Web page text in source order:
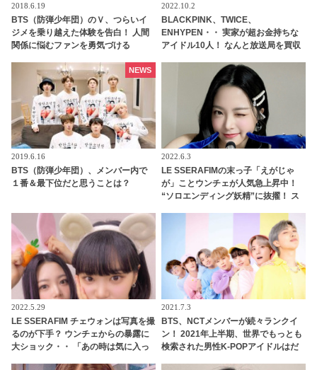
2018.6.19
BTS（防弾少年団）のＶ、つらいイ
ジメを乗り越えた体験を告白！ 人間
関係に悩むファンを勇気づける
2022.10.2
BLACKPINK、TWICE、
ENHYPEN・・ 実家が超お金持ちな
アイドル10人！ なんと放送局を買収
2019.6.16
BTS（防弾少年団）、メンバー内で
１番＆最下位だと思うことは？
NEWS
2022.6.3
LE SSERAFIMの末っ子「えがじゃ
が」ことウンチェが人気急上昇中！
“ソロエンディング妖精”に抜擢！ ス
粋な笑顔とかわいすぎる愛嬌にメン
2022.5.29
LE SSERAFIM チェウォンは写真を撮
るのが下手？ ウンチェからの暴露に
大ショック・・ 「あの時は気に入っ
2021.7.3
BTS、NCTメンバーが続々ランクイ
ン！ 2021年上半期、世界でもっとも
検索された男性K-POPアイドルはだ